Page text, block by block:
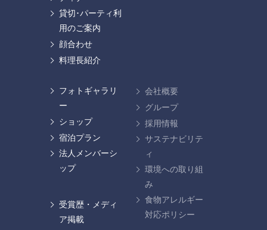
貸切･パーティ利
用のご案内
顔合わせ
料理長紹介
フォトギャラリ
ー
ショップ
宿泊プラン
法人メンバーシ
ップ
受賞歴・メディ
ア掲載
会社概要
グループ
採用情報
サステナビリテ
ィ
環境への取り組
み
食物アレルギー
対応ポリシー